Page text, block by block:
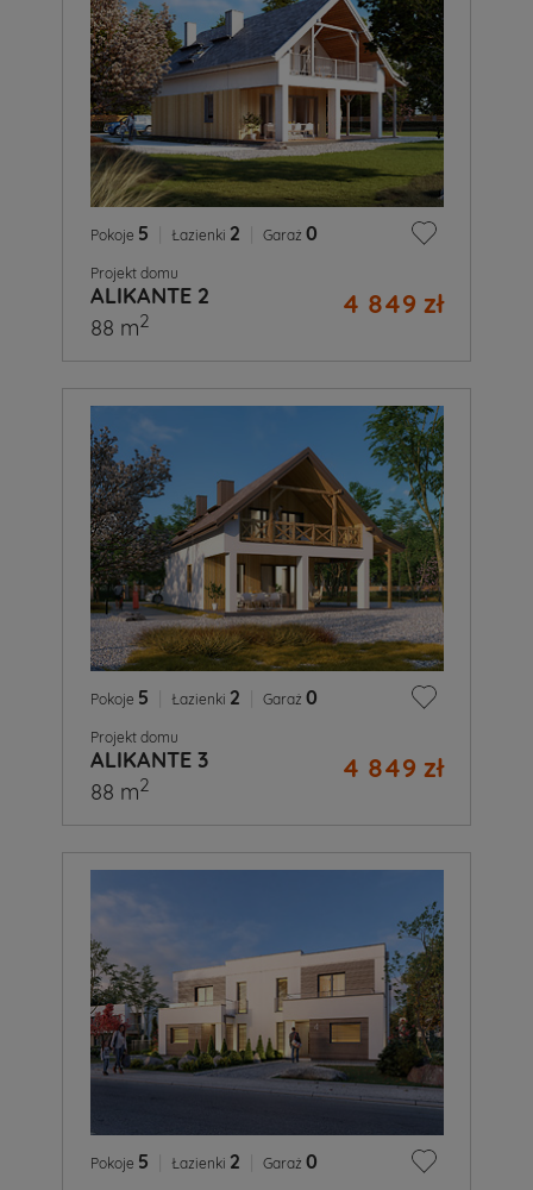
Pokoje 5 Łazienki 2 Garaż 0
Projekt domu
ALIKANTE 2 4 849 zł
88 m2
Pokoje 5 Łazienki 2 Garaż 0
Projekt domu
ALIKANTE 3 4 849 zł
88 m2
Pokoje 5 Łazienki 2 Garaż 0